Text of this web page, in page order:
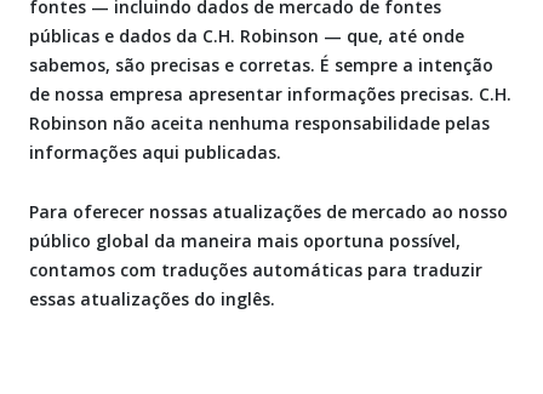
fontes — incluindo dados de mercado de fontes
públicas e dados da C.H. Robinson — que, até onde
sabemos, são precisas e corretas. É sempre a intenção
de nossa empresa apresentar informações precisas. C.H.
Robinson não aceita nenhuma responsabilidade pelas
informações aqui publicadas.
Para oferecer nossas atualizações de mercado ao nosso
público global da maneira mais oportuna possível,
contamos com traduções automáticas para traduzir
essas atualizações do inglês.